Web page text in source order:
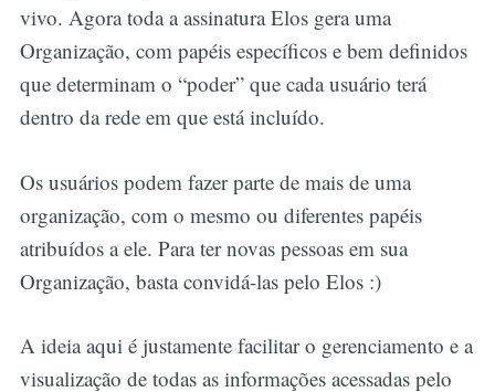
vivo. Agora toda a assinatura Elos gera uma
Organização, com papéis específicos e bem definidos
que determinam o “poder” que cada usuário terá
dentro da rede em que está incluído.
Os usuários podem fazer parte de mais de uma
organização, com o mesmo ou diferentes papéis
atribuídos a ele. Para ter novas pessoas em sua
Organização, basta convidá-las pelo Elos :)
A ideia aqui é justamente facilitar o gerenciamento e a
visualização de todas as informações acessadas pelo